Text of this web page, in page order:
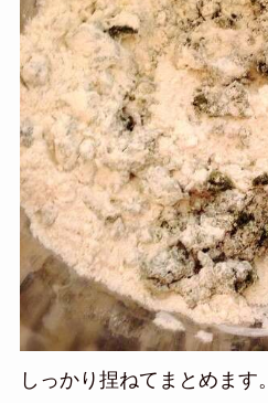
しっかり捏ねてまとめます。